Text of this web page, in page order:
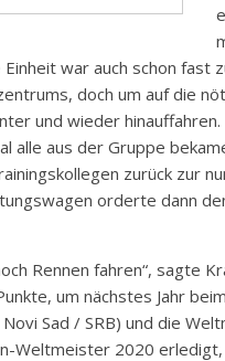
war auch schon fast
doch um auf die
und wieder
alle aus der Gruppe
zurück zur
orderte dann
Rennen fahren“, sagte
um nächstes Jahr
Sad / SRB) und die
Weltmeister 2020